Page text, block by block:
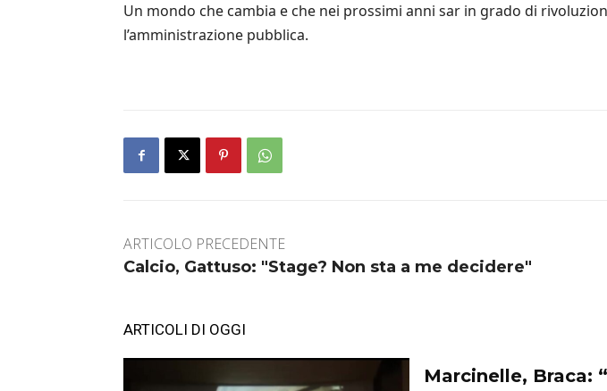
Un mondo che cambia e che nei prossimi anni sar in grado di
l’amministrazione pubblica.
ARTICOLO PRECEDENTE
Calcio, Gattuso: "Stage? Non sta a me decidere"
ARTICOLI DI OGGI
Marcinelle, Braca: